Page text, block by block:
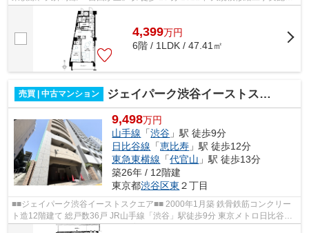
再開発が進む自由が丘エリア
4,399万円
6階 / 1LDK / 47.41㎡
売買 | 中古マンション ジェイパーク渋谷イーストスクエア
9,498万円
山手線 「渋谷 」駅 徒歩9分
日比谷線 「恵比寿 」駅 徒歩12分
東急東横線 「代官山 」駅 徒歩13分
築26年 / 12階建
東京都渋谷区東 ２丁目
■■ジェイパーク渋谷イーストスクエア■■ 2000年1月築 鉄骨鉄筋コンクリー
ト造12階建て 総戸数36戸 JR山手線「渋谷」駅徒歩9分 東京メトロ日比谷線
「恵比寿」駅徒歩12分 ペット飼育可...